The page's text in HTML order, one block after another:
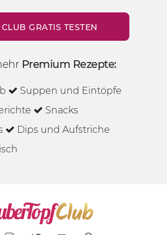
GRATIS TESTEN
Premium Rezepte:
Suppen und Eintöpfe
Snacks
Dips und Aufstriche